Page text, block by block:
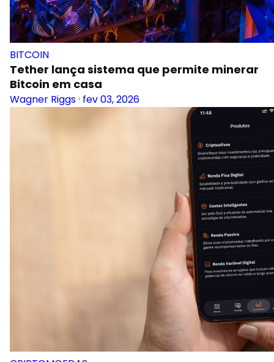
BITCOIN
Tether lança sistema que permite minerar
Bitcoin em casa
Wagner Riggs· fev 03, 2026